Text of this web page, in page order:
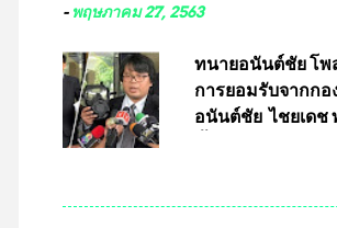
- พฤษภาคม 27, 2563
ทนายอนันต์ชัย โพ
การยอมรับจากก
อนันต์ชัย ไชยเดช